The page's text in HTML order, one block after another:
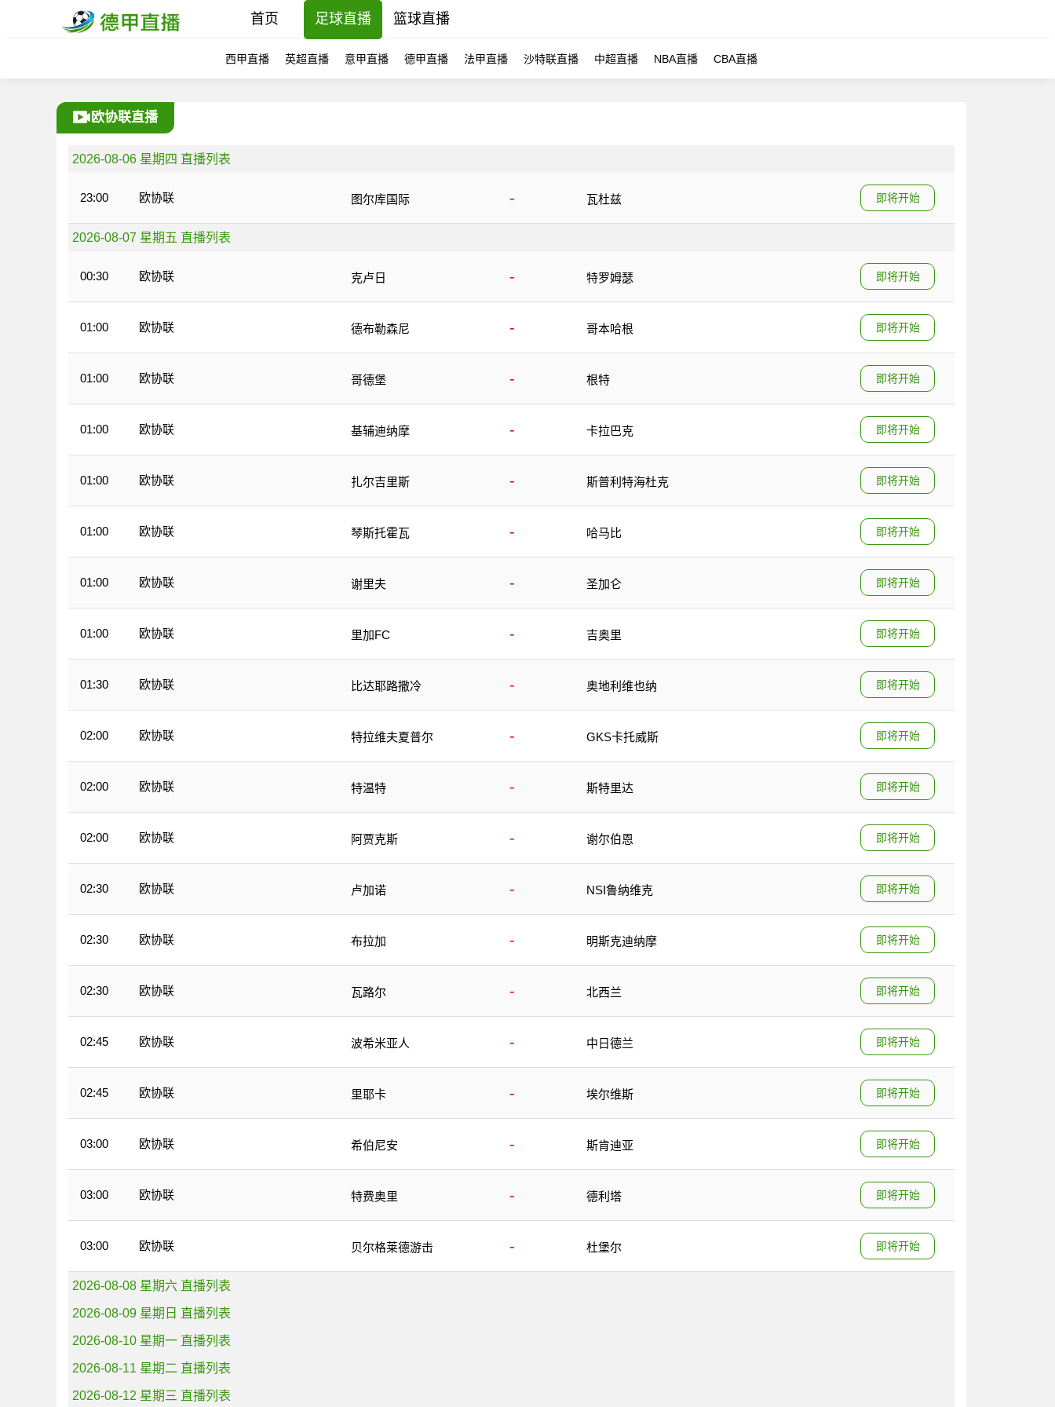
首页 足球直播 篮球直播
西甲直播 英超直播 意甲直播 德甲直播 法甲直播 沙特联直播 中超直播 NBA直播 CBA直播
欧协联直播
2026-08-06 星期四 直播列表
23:00 欧协联 图尔库国际 - 瓦杜兹 即将开始
2026-08-07 星期五 直播列表
00:30 欧协联 克卢日 - 特罗姆瑟 即将开始
01:00 欧协联 德布勒森尼 - 哥本哈根 即将开始
01:00 欧协联 哥德堡 - 根特 即将开始
01:00 欧协联 基辅迪纳摩 - 卡拉巴克 即将开始
01:00 欧协联 扎尔吉里斯 - 斯普利特海杜克 即将开始
01:00 欧协联 琴斯托霍瓦 - 哈马比 即将开始
01:00 欧协联 谢里夫 - 圣加仑 即将开始
01:00 欧协联 里加FC - 吉奥里 即将开始
01:30 欧协联 比达耶路撒冷 - 奥地利维也纳 即将开始
02:00 欧协联 特拉维夫夏普尔 - GKS卡托威斯 即将开始
02:00 欧协联 特温特 - 斯特里达 即将开始
02:00 欧协联 阿贾克斯 - 谢尔伯恩 即将开始
02:30 欧协联 卢加诺 - NSI鲁纳维克 即将开始
02:30 欧协联 布拉加 - 明斯克迪纳摩 即将开始
02:30 欧协联 瓦路尔 - 北西兰 即将开始
02:45 欧协联 波希米亚人 - 中日德兰 即将开始
02:45 欧协联 里耶卡 - 埃尔维斯 即将开始
03:00 欧协联 希伯尼安 - 斯肯迪亚 即将开始
03:00 欧协联 特费奥里 - 德利塔 即将开始
03:00 欧协联 贝尔格莱德游击 - 杜堡尔 即将开始
2026-08-08 星期六 直播列表
2026-08-09 星期日 直播列表
2026-08-10 星期一 直播列表
2026-08-11 星期二 直播列表
2026-08-12 星期三 直播列表